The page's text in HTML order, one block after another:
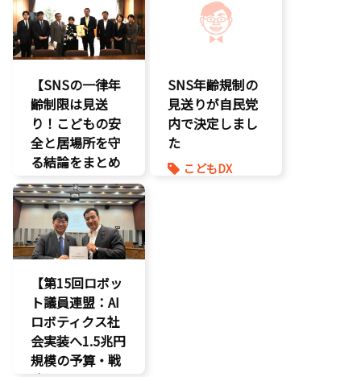
二次創作保護
著作権
表現規制
エンタメ産業
促進
デジタル著作
国会質疑
海賊版
知的財産
表現規制
【SNSの一律年
齢制限は見送
り！こどもの安
全と居場所を守
る結論をまとめ
ました】
こどもDX
こどもの権利
こども政策
SNS年齢規制の
見送りが自民党
内で決定しまし
た
こどもDX
【第15回ロボッ
ト議員連盟：AI
ロボティクス社
会実装へ1.5兆円
規模の予算・戦